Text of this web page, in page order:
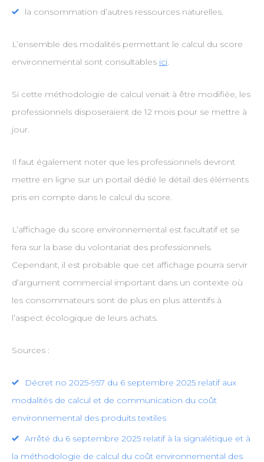
la consommation d’autres ressources naturelles.
L’ensemble des modalités permettant le calcul du score
environnemental sont consultables ici.
Si cette méthodologie de calcul venait à être modifiée, les
professionnels disposeraient de 12 mois pour se mettre à
jour.
Il faut également noter que les professionnels devront
mettre en ligne sur un portail dédié le détail des éléments
pris en compte dans le calcul du score.
L’affichage du score environnemental est facultatif et se
fera sur la base du volontariat des professionnels.
Cependant, il est probable que cet affichage pourra servir
d’argument commercial important dans un contexte où
les consommateurs sont de plus en plus attentifs à
l’aspect écologique de leurs achats.
Sources :
Décret no 2025-957 du 6 septembre 2025 relatif aux
modalités de calcul et de communication du coût
environnemental des produits textiles
Arrêté du 6 septembre 2025 relatif à la signalétique et à
la méthodologie de calcul du coût environnemental des